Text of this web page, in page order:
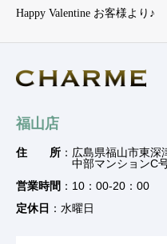
Happy Valentine お客様より♪
福山店
住 所 ：広島県福山市東
中部マンションC
営業時間 ：10：00-20：00
定休日 ：水曜日